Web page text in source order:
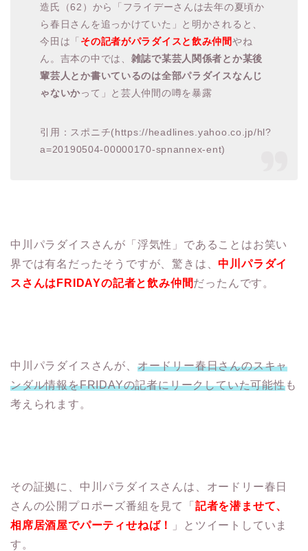
造氏（62）から「フライデーさんは去年の夏頃か
ら春日さんを追っかけていた」と明かされると、
今田は「 その記者がパラダイスと飲み仲間やね
ん。吉本の中では、 雑誌で某芸人関係者とか某後
輩芸人とか書いているのは全部パラダイスなんじ
ゃないかって」と芸人仲間の噂を暴露
引用：スポニチ(https://headlines.yahoo.co.jp/hl?
a=20190504-00000170-spnannex-ent)
中川パラダイスさんが「浮気性」であることはお笑い
界では有名だったそうですが、驚きは、中川パラダイ
スさんはFRIDAYの記者と飲み仲間だったんです。
中川パラダイスさんが、 オードリー春日さんのスキャ
ンダル情報をFRIDAYの記者にリークしていた可能性も
考えられます。
その証拠に、中川パラダイスさんは、オードリー春日
さんの公開プロポーズ番組を見て「 記者を潜ませて、
相席居酒屋でパーティせねば！
」とツイートしていま
す。